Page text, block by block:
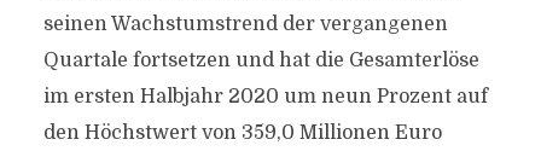
seinen Wachstumstrend der vergangenen
Quartale fortsetzen und hat die Gesamterlöse
im ersten Halbjahr 2020 um neun Prozent auf
den Höchstwert von 359,0 Millionen Euro